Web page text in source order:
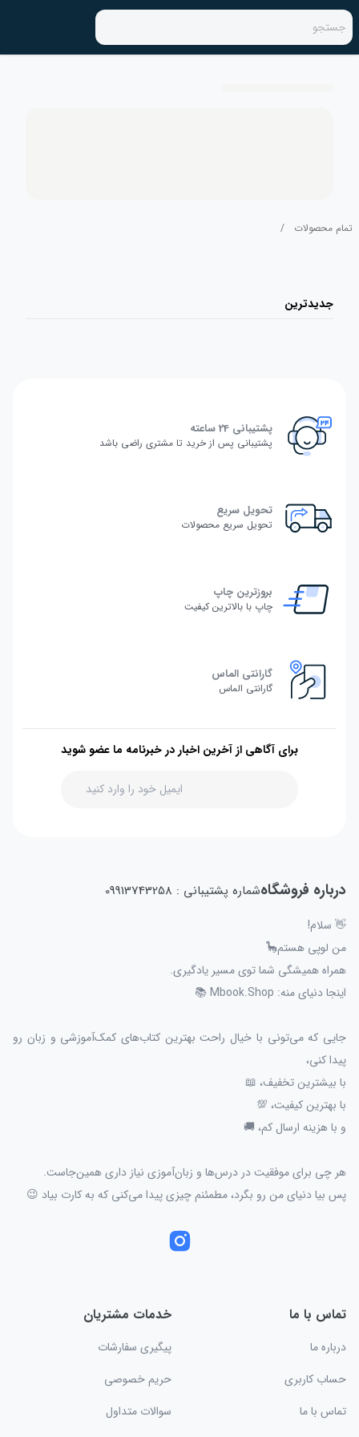
جستجو
تمام محصولات /
جدیدترین
پشتیبانی 24 ساعته
پشتیبانی پس از خرید تا مشتری راضی باشد
تحویل سریع
تحویل سریع محصولات
بروزترین چاپ
چاپ با بالاترین کیفیت
گارانتی الماس
گارانتی الماس
برای آگاهی از آخرین اخبار در خبرنامه ما عضو شوید
درباره فروشگاهشماره پشتیبانی : 09913743258
👋 سلام!
من لوپی هستم🦕
همراه همیشگی شما توی مسیر یادگیری.
اینجا دنیای منه: Mbook.Shop 📚
جایی که می‌تونی با خیال راحت بهترین کتاب‌های کمک‌آموزشی و زبان رو
پیدا کنی،
با بیشترین تخفیف، 📖
با بهترین کیفیت، 💯
و با هزینه ارسال کم، 🚚
هر چی برای موفقیت در درس‌ها و زبان‌آموزی نیاز داری همین‌جاست.
پس بیا دنیای من رو بگرد، مطمئنم چیزی پیدا می‌کنی که به کارت بیاد 😉
تماس با ما
درباره ما
حساب کاربری
تماس با ما
خدمات مشتریان
پیگیری سفارشات
حریم خصوصی
سوالات متداول